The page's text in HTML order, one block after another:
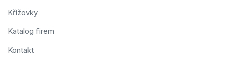
Křížovky
Katalog firem
Kontakt